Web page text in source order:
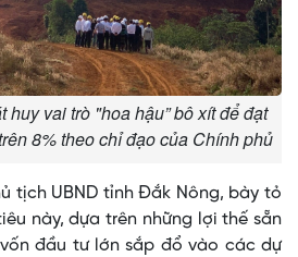
vai trò "hoa hậu” bô xít để đạt
8% theo chỉ đạo của Chính phủ
tịch UBND tỉnh Đắk Nông, bày tỏ
này, dựa trên những lợi thế sẵn
đầu tư lớn sắp đổ vào các dự